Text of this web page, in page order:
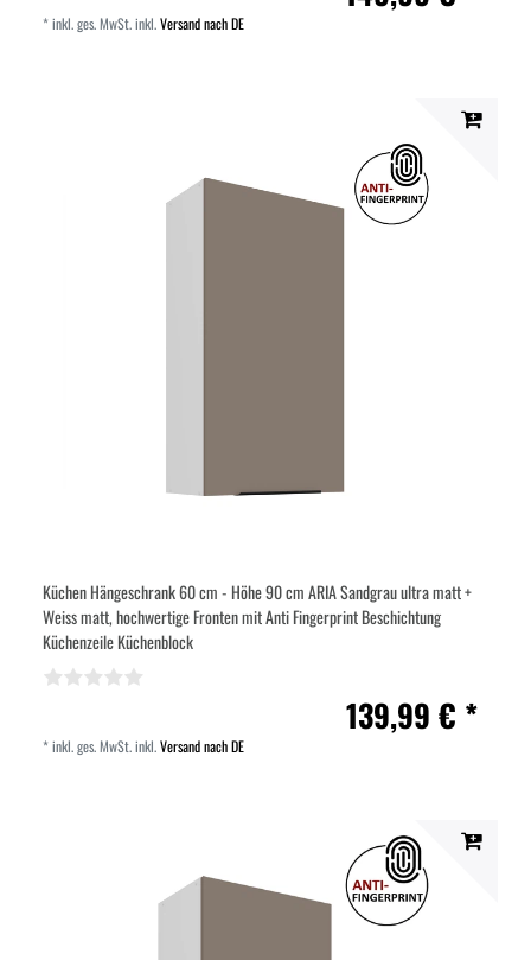
*inkl. ges. MwSt.inkl.Versand nach DE
Küchen Hängeschrank 60 cm - Höhe 90 cm ARIA Sandgrau ultra matt +
Weiss matt, hochwertige Fronten mit Anti Fingerprint Beschichtung
Küchenzeile Küchenblock
139,99 € *
*inkl. ges. MwSt.inkl.Versand nach DE